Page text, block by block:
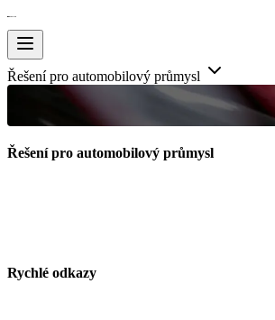
Řešení pro automobilový průmysl
Řešení pro automobilový průmysl
Rychlé odkazy